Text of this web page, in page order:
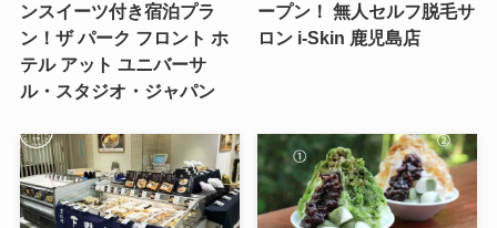
ンスイーツ付き宿泊プラ
ン！ザ パーク フロント ホ
テル アット ユニバーサ
ル・スタジオ・ジャパン
ープン！ 無人セルフ脱毛サ
ロン i-Skin 鹿児島店